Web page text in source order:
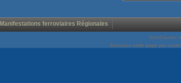
Manifestations ferroviaires Régionales
Voir/Cacher
Envoyez cette page par